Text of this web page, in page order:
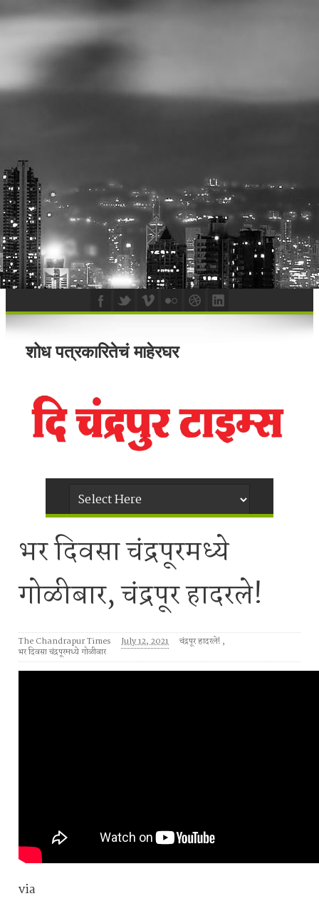
शोध पत्रकारितेचं माहेरघर
भर दिवसा चंद्रपूरमध्ये
गोळीबार, चंद्रपूर हादरले!
The Chandrapur Times July 12, 2021 चंद्रपूर हादरले! ,
भर दिवसा चंद्रपूरमध्ये गोळीबार
via